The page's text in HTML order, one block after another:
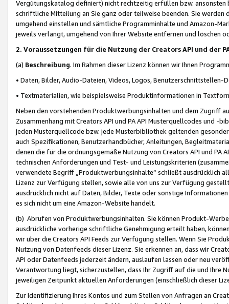
Vergütungskatalog definiert) nicht rechtzeitig erfüllen bzw. ansonsten
schriftliche Mitteilung an Sie ganz oder teilweise beenden. Sie werden
umgehend einstellen und sämtliche Programminhalte und Amazon-
jeweils verlangt, umgehend von Ihrer Website entfernen und löschen
2. Voraussetzungen für die Nutzung der Creators API und der
(a) Beschreibung. Im Rahmen dieser Lizenz können wir Ihnen
• Daten, Bilder, Audio-Dateien, Videos, Logos, Benutzerschnittstellen-
• Textmaterialien, wie beispielsweise Produktinformationen in
Neben den vorstehenden Produktwerbungsinhalten und dem Zugriff
Zusammenhang mit Creators API und PA API Musterquellcodes und
jeden Musterquellcode bzw. jede Musterbibliothek geltenden
auch Spezifikationen, Benutzerhandbücher, Anleitungen,
denen die für die ordnungsgemäße Nutzung von Creators API und PA
technischen Anforderungen und Test- und Leistungskriterien
verwendete Begriff „Produktwerbungsinhalte“ schließt ausdrücklich
Lizenz zur Verfügung stellen, sowie alle von uns zur Verfügung
ausdrücklich nicht auf Daten, Bilder, Texte oder sonstige
es sich nicht um eine Amazon-Website handelt.
(b) Abrufen von Produktwerbungsinhalten. Sie können Produkt-
ausdrückliche vorherige schriftliche Genehmigung erteilt haben,
wir über die Creators API Feeds zur Verfügung stellen. Wenn Sie
Nutzung von Datenfeeds dieser Lizenz. Sie erkennen an, dass wir
API oder Datenfeeds jederzeit ändern, auslaufen lassen oder neu
Verantwortung liegt, sicherzustellen, dass Ihr Zugriff auf die und Ihre
jeweiligen Zeitpunkt aktuellen Anforderungen (einschließlich dieser
Zur Identifizierung Ihres Kontos und zum Stellen von Anfragen an